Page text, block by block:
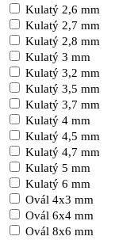
Kulatý 2,6 mm
Kulatý 2,7 mm
Kulatý 2,8 mm
Kulatý 3 mm
Kulatý 3,2 mm
Kulatý 3,5 mm
Kulatý 3,7 mm
Kulatý 4 mm
Kulatý 4,5 mm
Kulatý 4,7 mm
Kulatý 5 mm
Kulatý 6 mm
Ovál 4x3 mm
Ovál 6x4 mm
Ovál 8x6 mm